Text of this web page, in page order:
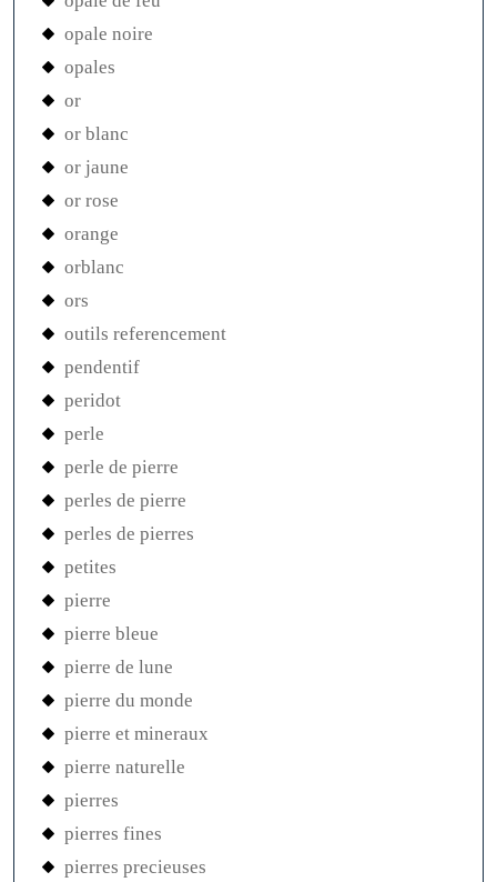
opale noire
opales
or
or blanc
or jaune
or rose
orange
orblanc
ors
outils referencement
pendentif
peridot
perle
perle de pierre
perles de pierre
perles de pierres
petites
pierre
pierre bleue
pierre de lune
pierre du monde
pierre et mineraux
pierre naturelle
pierres
pierres fines
pierres precieuses